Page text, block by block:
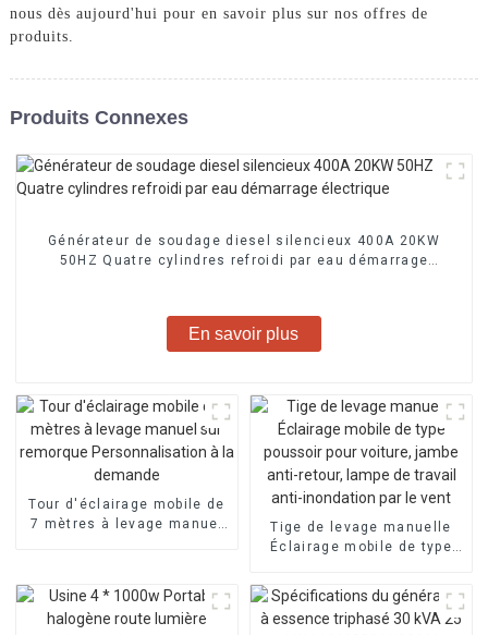
nous dès aujourd'hui pour en savoir plus sur nos offres de
produits.
Produits Connexes
Générateur de soudage diesel silencieux 400A 20KW
50HZ Quatre cylindres refroidi par eau démarrage
En savoir plus
Tour d'éclairage mobile de
7 mètres à levage manuel
Tige de levage manuelle
Éclairage mobile de type
jambe anti-retour, lampe de
travail anti-inondation par
le vent